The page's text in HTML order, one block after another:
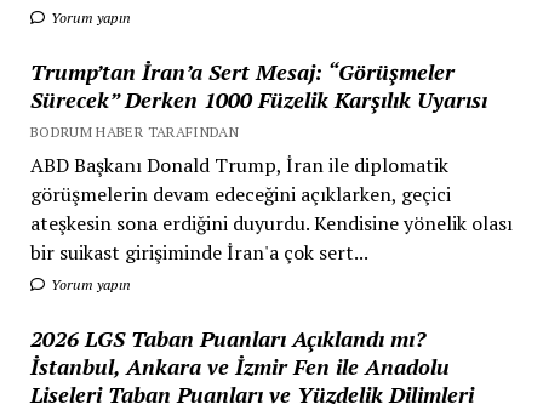
Yorum yapın
Trump’tan İran’a Sert Mesaj: “Görüşmeler
Sürecek” Derken 1000 Füzelik Karşılık Uyarısı
BODRUM HABER TARAFINDAN
ABD Başkanı Donald Trump, İran ile diplomatik
görüşmelerin devam edeceğini açıklarken, geçici
ateşkesin sona erdiğini duyurdu. Kendisine yönelik olası
bir suikast girişiminde İran'a çok sert...
Yorum yapın
2026 LGS Taban Puanları Açıklandı mı?
İstanbul, Ankara ve İzmir Fen ile Anadolu
Liseleri Taban Puanları ve Yüzdelik Dilimleri